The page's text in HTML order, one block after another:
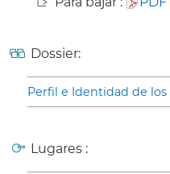
Dossier:
Perfil e Identidad de
Lugares :